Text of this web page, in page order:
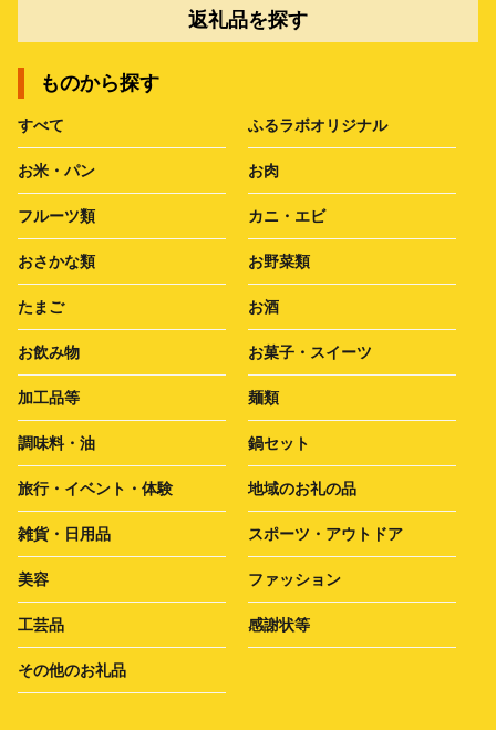
返礼品を探す
ものから探す
すべて ふるラボオリジナル
お米・パン お肉
フルーツ類 カニ・エビ
おさかな類 お野菜類
たまご お酒
お飲み物 お菓子・スイーツ
加工品等 麺類
調味料・油 鍋セット
旅行・イベント・体験 地域のお礼の品
雑貨・日用品 スポーツ・アウトドア
美容 ファッション
工芸品 感謝状等
その他のお礼品